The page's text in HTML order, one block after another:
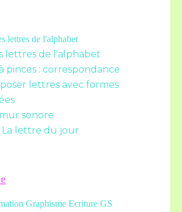
lettres de l'alphabet
lettres de l'alphabet
pinces : correspondance
lettres avec formes
sonore
La lettre du jour
Graphisme Ecriture GS